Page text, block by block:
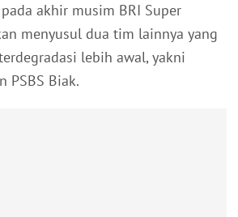
akhir musim BRI Super
menyusul dua tim lainnya yang
lebih awal, yakni
PSBS Biak.